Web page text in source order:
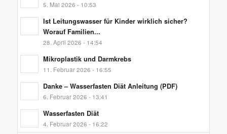
5. Mai 2026 - 10:53
Ist Leitungswasser für Kinder wirklich sicher?
Worauf Familien...
28. April 2026 - 14:54
Mikroplastik und Darmkrebs
11. Februar 2026 - 16:55
Danke – Wasserfasten Diät Anleitung (PDF)
6. Februar 2026 - 13:41
Wasserfasten Diät
4. Februar 2026 - 16:22